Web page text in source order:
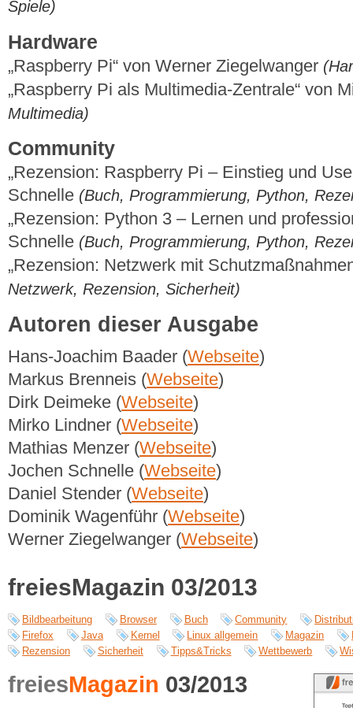
Spiele)
Hardware
„Raspberry Pi“ von Werner Ziegelwanger
„Raspberry Pi als Multimedia-Zentrale“ von
Multimedia)
Community
„Rezension: Raspberry Pi – Einstieg und
Schnelle (Buch, Programmierung, Python,
„Rezension: Python 3 – Lernen und
Schnelle (Buch, Programmierung, Python,
„Rezension: Netzwerk mit
Netzwerk, Rezension, Sicherheit)
Autoren dieser Ausgabe
Hans-Joachim Baader (Webseite)
Markus Brenneis (Webseite)
Dirk Deimeke (Webseite)
Mirko Lindner (Webseite)
Mathias Menzer (Webseite)
Jochen Schnelle (Webseite)
Daniel Stender (Webseite)
Dominik Wagenführ (Webseite)
Werner Ziegelwanger (Webseite)
freiesMagazin 03/2013
Bildbearbeitung Browser Buch Community
Firefox
Java Kernel Linux allgemein Magazin
Rezension
Sicherheit Tipps&Tricks Wettbewerb
freiesMagazin 03/2013